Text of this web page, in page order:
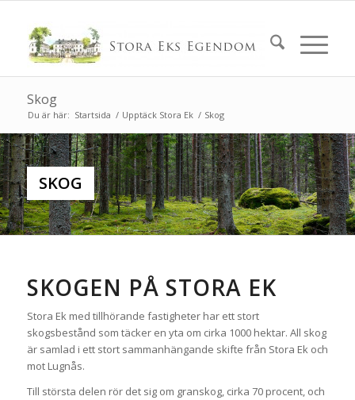
Skog
Du är här: Startsida / Upptäck Stora Ek / Skog
SKOG
SKOGEN PÅ STORA EK
Stora Ek med tillhörande fastigheter har ett stort
skogsbestånd som täcker en yta om cirka 1000 hektar. All skog
är samlad i ett stort sammanhängande skifte från Stora Ek och
mot Lugnås.
Till största delen rör det sig om granskog, cirka 70 procent, och